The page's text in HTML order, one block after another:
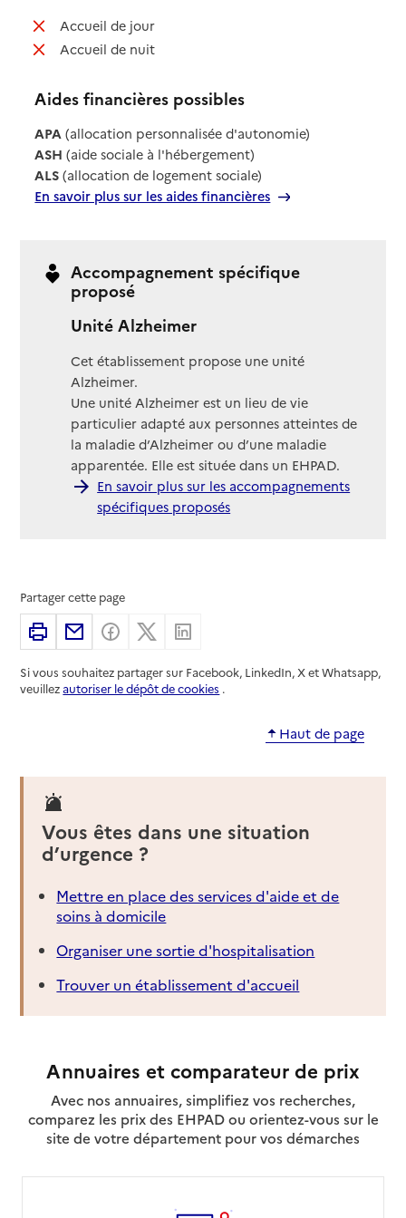
Accueil de jour: non disponible
Accueil de nuit: non disponible
Aides financières possibles
APA (allocation personnalisée d'autonomie)
ASH (aide sociale à l'hébergement)
ALS (allocation de logement sociale)
En savoir plus sur les aides financières
Accompagnement spécifique
proposé
Unité Alzheimer
Cet établissement propose une unité
Alzheimer.
Une unité Alzheimer est un lieu de vie
particulier adapté aux personnes atteintes de
la maladie d’Alzheimer ou d’une maladie
apparentée. Elle est située dans un EHPAD.
En savoir plus sur les accompagnements
spécifiques proposés
Partager cette page
ImprimerPartager par email
Partager sur Facebook
Partager sur X
Si vous souhaitez partager sur Facebook, LinkedIn, X et Whatsapp,
veuillezautoriser le dépôt de cookies .
Haut de page
Vous êtes dans une situation
d’urgence ?
Mettre en place des services d'aide et de
soins à domicile
Organiser une sortie d'hospitalisation
Trouver un établissement d'accueil
Annuaires et comparateur de prix
Avec nos annuaires, simplifiez vos recherches,
comparez les prix des EHPAD ou orientez-vous sur le
site de votre département pour vos démarches